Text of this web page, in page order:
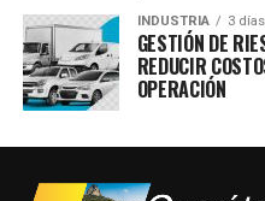
INDUSTRIA 3
GESTIÓN DE
REDUCIR
OPERACIÓN